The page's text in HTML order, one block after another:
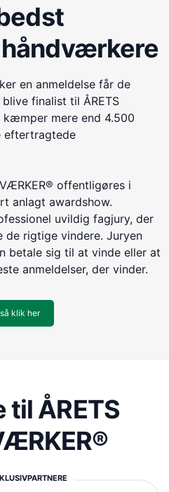
en anmeldelse får de
finalist til ÅRETS
kæmper mere end 4.500
eftertragtede
offentligøres i
anlagt awardshow.
uvildig fagjury, der
rigtige vindere. Juryen
betale sig til at vinde eller at
anmeldelser, der vinder.
klik her
til ÅRETS